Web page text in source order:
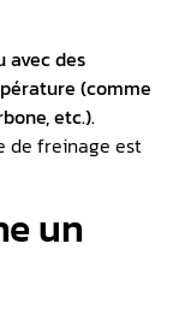
avec des
(comme
etc.).
de freinage est
un